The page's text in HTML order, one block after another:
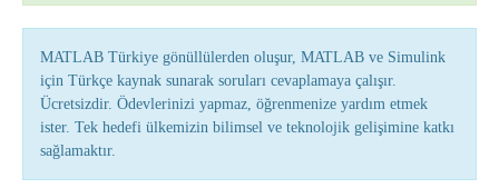
MATLAB Türkiye gönüllülerden oluşur, MATLAB ve Simulink
için Türkçe kaynak sunarak soruları cevaplamaya çalışır.
Ücretsizdir. Ödevlerinizi yapmaz, öğrenmenize yardım etmek
ister. Tek hedefi ülkemizin bilimsel ve teknolojik gelişimine katkı
sağlamaktır.